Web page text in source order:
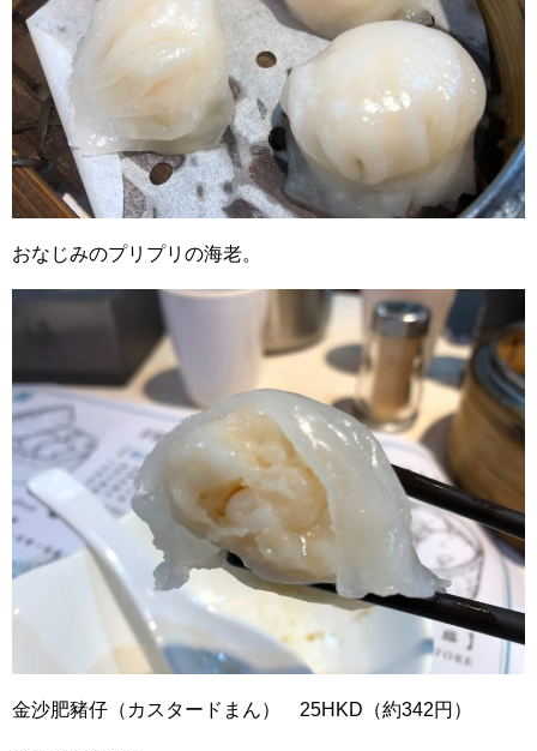
おなじみのプリプリの海老。
金沙肥豬仔（カスタードまん） 25HKD（約342円）